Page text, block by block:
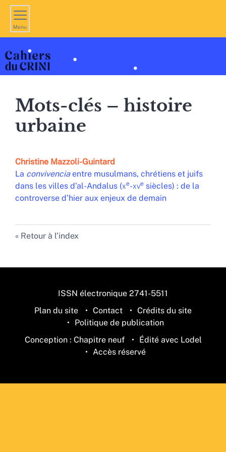
Menu
Mots-clés – histoire
urbaine
Christine Mazzoli-Guintard
La convivenciaentre musulmans, chrétiens et juifs
dans les villes d’al-Andalus (xe-xve siècles) : de la
controverse d’hier aux enjeux de demain
Retour à l’index
ISSN électronique 2741-5511
Plan du site
Contact
Crédits du site
Politique de publication
Conception : Chapitre neuf
Édité avec Lodel
Accès réservé